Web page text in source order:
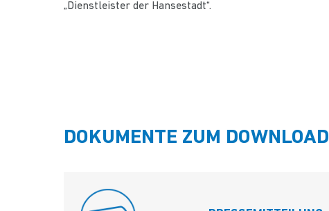
„Dienstleister der Hansestadt“.
DOKUMENTE ZUM DOWNLOAD